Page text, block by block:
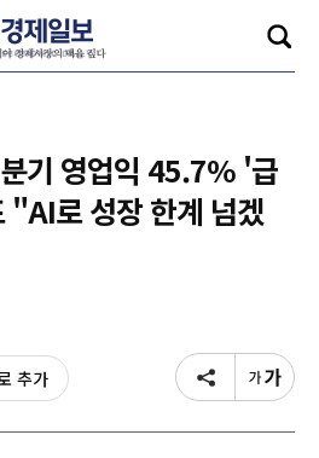
기 영업익 45.7% '급
로 성장 한계 넘겠
추가